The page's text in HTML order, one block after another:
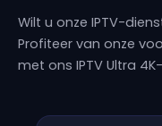
Wilt u onze IPTV-
Profiteer van onze
met ons IPTV Ultra